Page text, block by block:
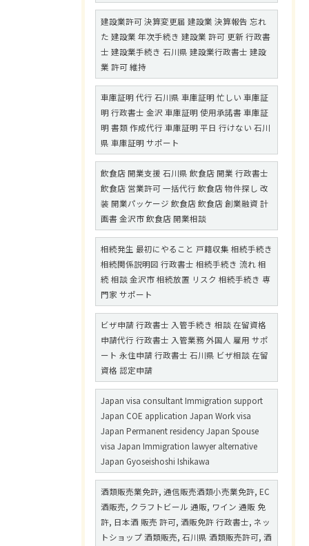
建設業許可 決算変更届 建設業 決算報告 忘れ
た 建設業 年次手続き 建設業 許可 更新 行政書
士 建設業手続き 石川県 建設業行政書士 建設
業 許可 維持
車庫証明 代行 石川県 車庫証明 忙しい 車庫証
明 行政書士 金沢 車庫証明 使用承諾書 車庫証
明 書類 作成代行 車庫証明 平日 行けない 石川
県 車庫証明 サポート
飲食店 開業支援 石川県 飲食店 開業 行政書士
飲食店 営業許可 一括代行 飲食店 物件探し 改
装 開業パッケージ 飲食店 飲食店 創業融資 計
画書 金沢市 飲食店 開業相談
相続発生 最初にやること 戸籍収集 相続手続き
相続関係説明図 行政書士 相続手続き 流れ 相
続 相談 金沢市 相続放置 リスク 相続手続き 専
門家 サポート
ビザ申請 行政書士 入管手続き 相談 在留資格
申請代行 行政書士 入管業務 外国人 雇用 サポ
ート 永住申請 行政書士 石川県 ビザ相談 在留
資格 認定申請
Japan visa consultant Immigration support
Japan COE application Japan Work visa
Japan Permanent residency Japan Spouse
visa Japan Immigration lawyer alternative
Japan Gyoseishoshi Ishikawa
酒類販売業免許, 通信販売酒類小売業免許, EC
酒販売, クラフトビール 通販, ワイン 通販 免
許, 日本酒 販売 許可, 酒販免許 行政書士, ネッ
トショップ 酒類販売, 石川県 酒類販売許可, 酒